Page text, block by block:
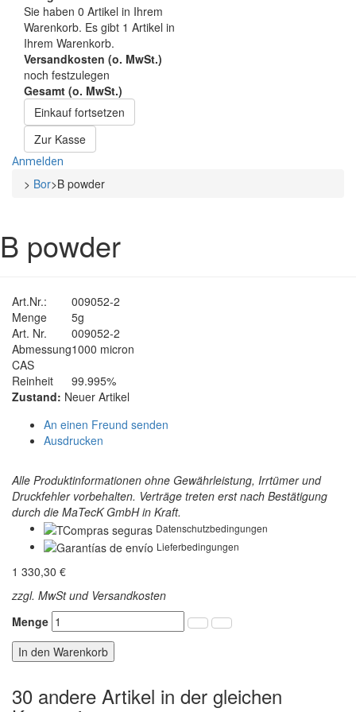
Sie haben 0 Artikel in Ihrem
Warenkorb. Es gibt 1 Artikel in
Ihrem Warenkorb.
Versandkosten (o. MwSt.)
noch festzulegen
Gesamt (o. MwSt.)
Einkauf fortsetzen
Zur Kasse
Anmelden
> Bor>B powder
B powder
Art.Nr.:
009052-2
Menge
5g
Art. Nr.
009052-2
Abmessung1000 micron
CAS
Reinheit
99.995%
Zustand: Neuer Artikel
An einen Freund senden
Ausdrucken
Alle Produktinformationen ohne Gewährleistung, Irrtümer und
Druckfehler vorbehalten. Verträge treten erst nach Bestätigung
durch die MaTecK GmbH in Kraft.
Datenschutzbedingungen
Lieferbedingungen
1 330,30 €
zzgl. MwSt und Versandkosten
Menge
In den Warenkorb
30 andere Artikel in der gleichen